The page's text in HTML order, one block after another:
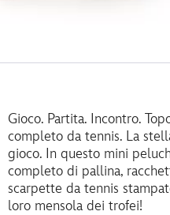
Gioco. Partita. Incontro.
completo da tennis. La
gioco. In questo mini
completo di pallina,
scarpette da tennis
loro mensola dei trofei!